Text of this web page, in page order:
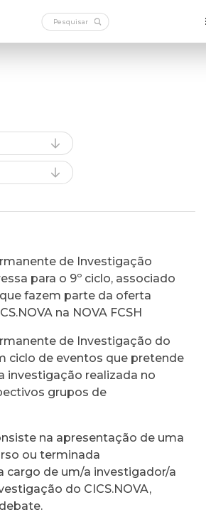
de Investigação
para o 9º ciclo, associado
fazem parte da oferta
na NOVA FCSH
de Investigação do
ciclo de eventos que pretende
investigação realizada no
grupos de
na apresentação de uma
ou terminada
cargo de um/a investigador/a
do CICS.NOVA,